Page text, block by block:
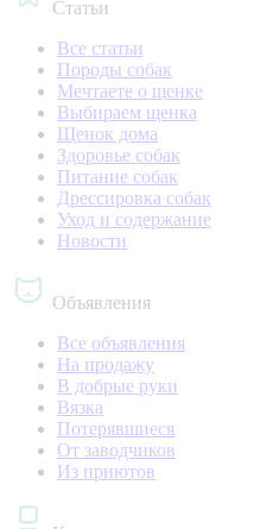
Статьи
Все статьи
Породы собак
Мечтаете о щенке
Выбираем щенка
Щенок дома
Здоровье собак
Питание собак
Дрессировка собак
Уход и содержание
Новости
Объявления
Все объявления
На продажу
В добрые руки
Вязка
Потерявшиеся
От заводчиков
Из приютов